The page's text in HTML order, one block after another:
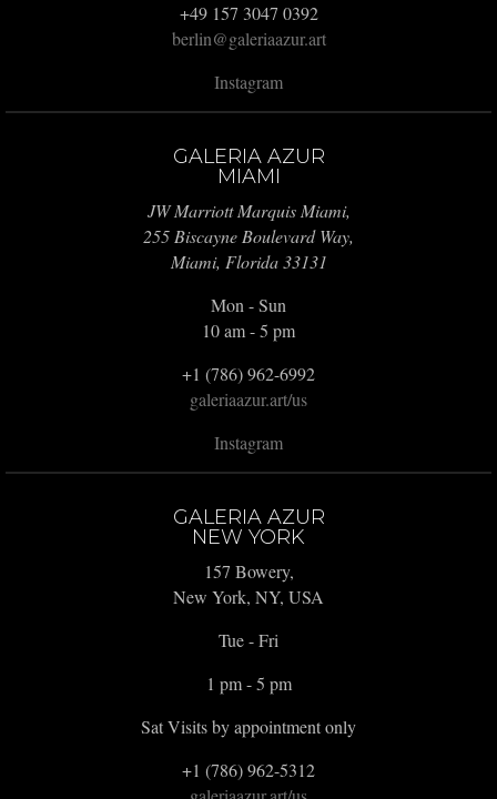
+49 157 3047 0392
berlin@galeriaazur.art
Instagram
GALERIA AZUR
MIAMI
JW Marriott Marquis Miami,
255 Biscayne Boulevard Way,
Miami, Florida 33131
Mon - Sun
10 am - 5 pm
+1 (786) 962-6992
galeriaazur.art/us
Instagram
GALERIA AZUR
NEW YORK
157 Bowery,
New York, NY, USA
Tue - Fri
1 pm - 5 pm
Sat Visits by appointment only
+1 (786) 962-5312